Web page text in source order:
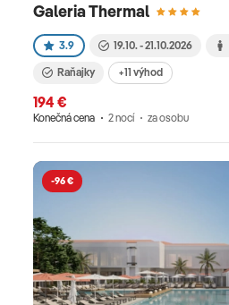
Galeria Thermal
3.9 19.10. - 21.10.2026
Raňajky +11 výhod
194 €
Konečná cena 2 nocí za osobu
-96 €